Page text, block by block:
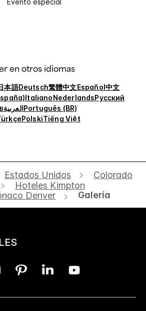
en otros idiomas
本語Deutsch繁體中文Español中文
ItalianoNederlandsРусский
العربيةPortuguês (BR)
PolskiTiếng Việt
Estados Unidos
Colorado
Hoteles Kimpton
Denver
Galería